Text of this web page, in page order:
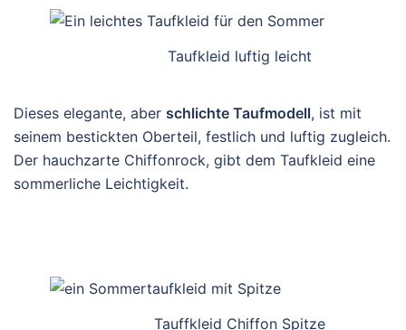
Taufkleid luftig leicht
Dieses elegante, aber schlichte Taufmodell, ist mit
seinem bestickten Oberteil, festlich und luftig zugleich.
Der hauchzarte Chiffonrock, gibt dem Taufkleid eine
sommerliche Leichtigkeit.
Tauffkleid Chiffon Spitze